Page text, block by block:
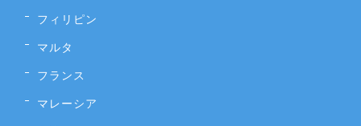
フィリピン
マルタ
フランス
マレーシア